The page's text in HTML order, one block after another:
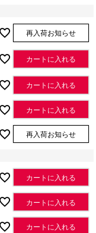
再入荷お知らせ
カートに入れる
カートに入れる
カートに入れる
再入荷お知らせ
カートに入れる
カートに入れる
カートに入れる